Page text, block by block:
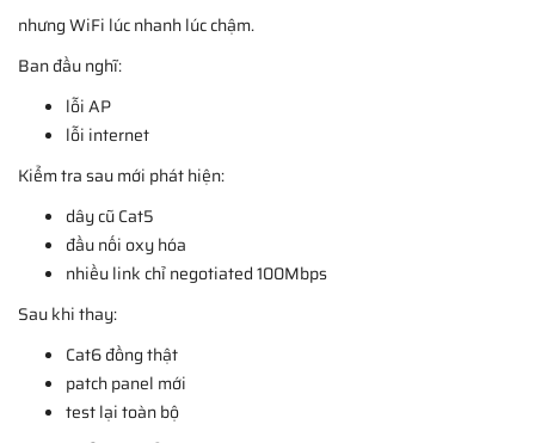
nhưng WiFi lúc nhanh lúc chậm.
Ban đầu nghĩ:
lỗi AP
lỗi internet
Kiểm tra sau mới phát hiện:
dây cũ Cat5
đầu nối oxy hóa
nhiều link chỉ negotiated 100Mbps
Sau khi thay:
Cat6 đồng thật
patch panel mới
test lại toàn bộ